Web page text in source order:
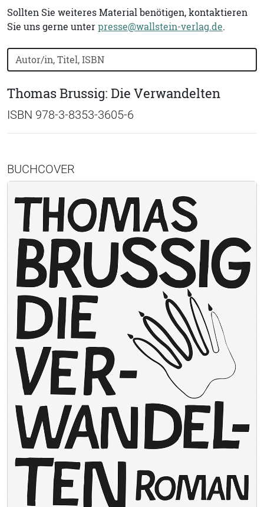
Sollten Sie weiteres Material benötigen, kontaktieren
Sie uns gerne unterpresse@wallstein-verlag.de.
Bücher nach Buchtitel, Autorennamen oder ISBN
Thomas Brussig: Die Verwandelten
ISBN 978-3-8353-3605-6
BUCHCOVER